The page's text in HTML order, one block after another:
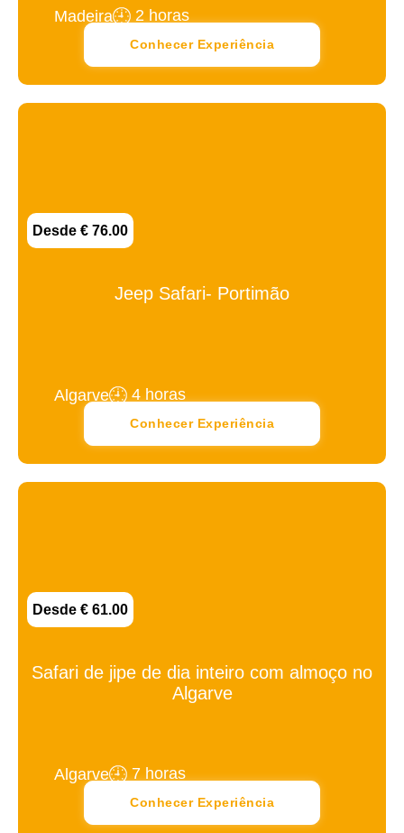
Madeira 2 horas
Conhecer Experiência
Desde € 76.00
Jeep Safari- Portimão
Algarve 4 horas
Conhecer Experiência
Desde € 61.00
Safari de jipe ​​de dia inteiro com almoço no
Algarve
Algarve 7 horas
Conhecer Experiência